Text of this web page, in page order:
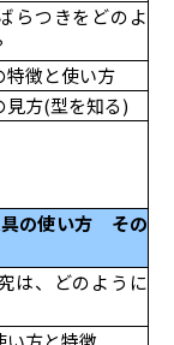
らつきをどのよ
特徴と使い方
見方(型を知る)
具の使い方 その
は、どのように